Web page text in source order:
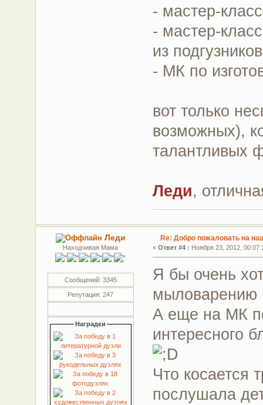
- мастер-
- мастер-
из
- МК по
вот только
возможных),
талантливых
Леди,
Леди
Находчивая Мама
Сообщений: 3345
Репутация: 247
Наградки
Re: Добро пожаловать на
«Ответ #4 : Ноября 23, 2012,
Я бы очень
А еще на МК
интересного
Что косается
послушала